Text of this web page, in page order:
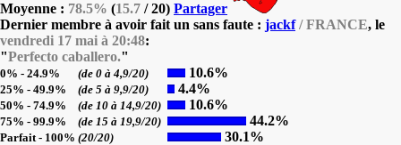
Moyenne : 78.5% (15.7 / 20) Partager
Dernier membre à avoir fait un sans faute : jackf/ FRANCE, le
vendredi 17 mai à 20:48:
"Perfecto caballero."
0% - 24.9% (de 0 à 4,9/20) 10.6%
25% - 49.9% (de 5 à 9,9/20) 4.4%
50% - 74.9% (de 10 à 14,9/20) 10.6%
75% - 99.9% (de 15 à 19,9/20) 44.2%
Parfait - 100% (20/20) 30.1%